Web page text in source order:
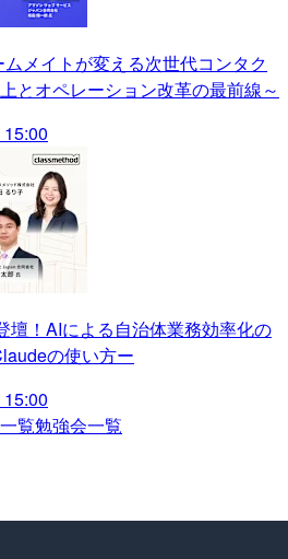
ムメイトが変える次世代コンタク
とオペレーション改革の最前線～
壇！AIによる自治体業務効率化の
の使い方ー
覧勉強会一覧